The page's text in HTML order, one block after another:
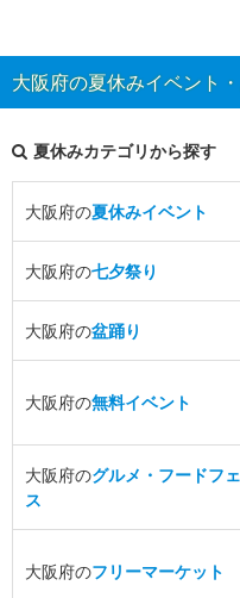
大阪府の夏休みイベント
夏休みカテゴリから探す
大阪府の夏休みイベント
大阪府の七夕祭り
大阪府の盆踊り
大阪府の無料イベント
大阪府のグルメ・フードフェ
ス
大阪府のフリーマーケット